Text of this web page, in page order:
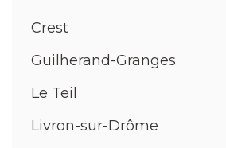
Crest
Guilherand-Granges
Le Teil
Livron-sur-Drôme